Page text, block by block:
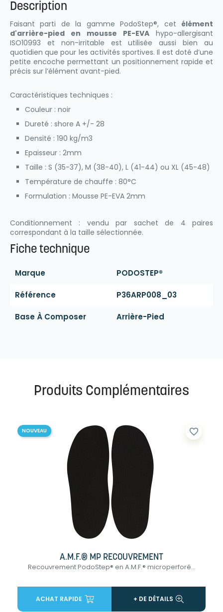
Description
Faisant parti de la gamme PodoStep®, cet élément
d'arrière-pied en mousse PE-EVA hypo-allergisant
ISO10993 et non-irritable est utilisée aussi bien au
quotidien que pour les activités sportives. Il est doté d’une
petite encoche permettant un positionnement rapide et
précis sur l’élément avant-pied.
Caractéristiques techniques :
Couleur : noir
Dureté : shore A +/- 28
Densité : 190 kg/m3
Epaisseur : 2mm
Taille : S (35-37), M (38-40), L (41-44) ou XL (45-48)
Température de chauffe : 80°C
Formulation : Mousse PE-EVA 2mm
Conditionnement : vendu par sachet de 4 paires
correspondant à la taille sélectionnée.
Fiche technique
Marque PODOSTEP®
Référence P36ARP008_03
Base À Composer Arrière-Pied
Produits Complémentaires
A.M.F.® MP RECOUVREMENT
Recouvrement PodoStep® en A.M.F.® microperforé...
favorite_border
NOUVEAU
ACHAT RAPIDE + DE DÉTAILS